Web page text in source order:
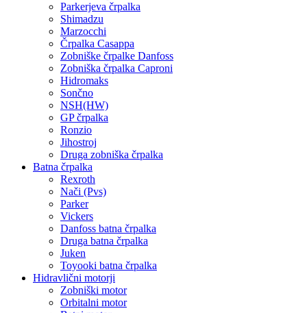
Parkerjeva črpalka
Shimadzu
Marzocchi
Črpalka Casappa
Zobniške črpalke Danfoss
Zobniška črpalka Caproni
Hidromaks
Sončno
NSH(HW)
GP črpalka
Ronzio
Jihostroj
Druga zobniška črpalka
Batna črpalka
Rexroth
Nači (Pvs)
Parker
Vickers
Danfoss batna črpalka
Druga batna črpalka
Juken
Toyooki batna črpalka
Hidravlični motorji
Zobniški motor
Orbitalni motor